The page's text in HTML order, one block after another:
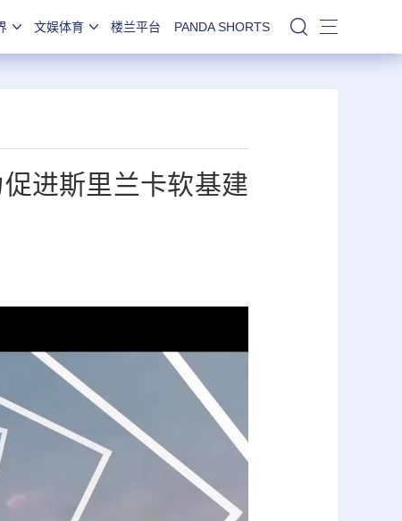
文娱体育 楼兰平台 PANDA SHORTS 站内搜索
进斯里兰卡软基建